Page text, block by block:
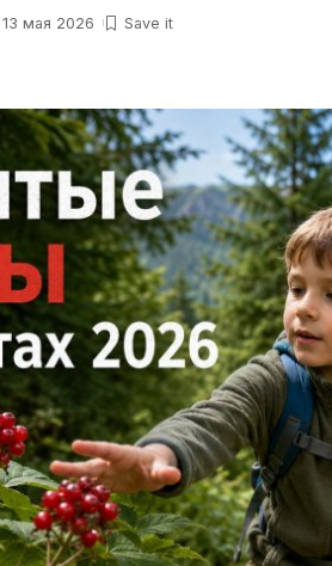
13 мая 2026